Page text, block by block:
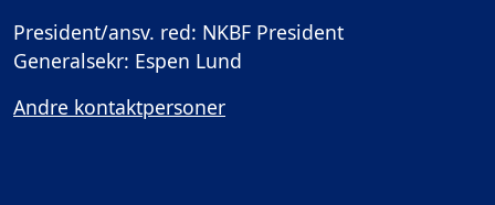
President/ansv. red: NKBF President
Generalsekr: Espen Lund
Andre kontaktpersoner